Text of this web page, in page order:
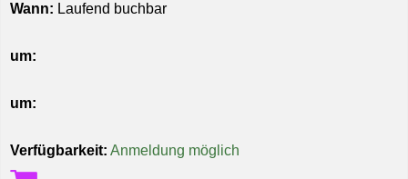
Wann: Laufend buchbar
um:
um:
Verfügbarkeit: Anmeldung möglich